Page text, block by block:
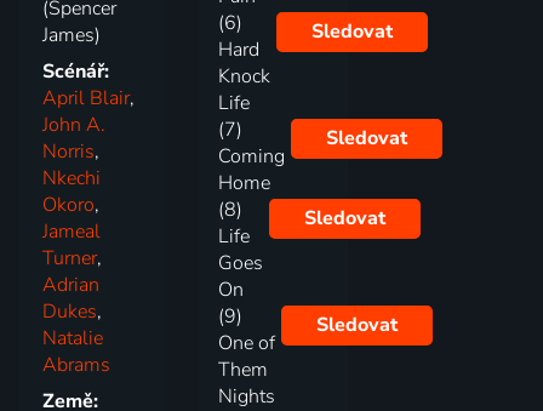
(Spencer
James)
Scénář:
April Blair,
John A.
Norris,
Nkechi
Okoro,
Jameal
Turner,
Adrian
Dukes,
Natalie
Abrams
Země:
(6)
Hard
Knock
Life
Sledovat
(7)
Coming
Home
Sledovat
(8)
Life
Goes
On
Sledovat
(9)
One of
Them
Nights
Sledovat